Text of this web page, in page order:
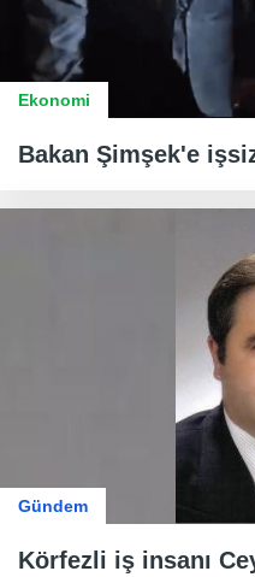
Ekonomi
Bakan Şimşek'e
Gündem
Körfezli iş insanı